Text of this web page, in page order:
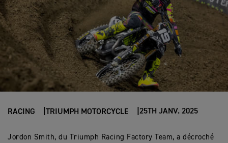
RACING TRIUMPH MOTORCYCLE 25TH JANV. 2025
Jordon Smith, du Triumph Racing Factory Team, a décroché